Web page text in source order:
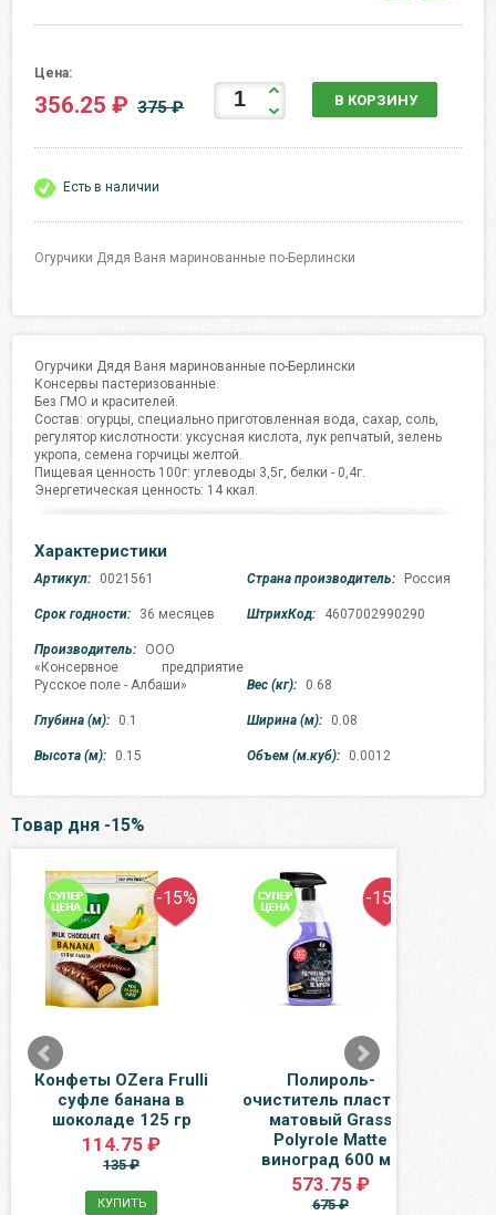
Цена:
356.25 ₽ 375 ₽ В КОРЗИНУ
Есть в наличии
Огурчики Дядя Ваня маринованные по-Берлински
Огурчики Дядя Ваня маринованные по-Берлински
Консервы пастеризованные.
Без ГМО и красителей.
Состав: огурцы, специально приготовленная вода, сахар, соль,
регулятор кислотности: уксусная кислота, лук репчатый, зелень
укропа, семена горчицы желтой.
Пищевая ценность 100г: углеводы 3,5г, белки - 0,4г.
Энергетическая ценность: 14 ккал.
Характеристики
Артикул: 0021561 Страна производитель: Россия
Срок годности: 36 месяцев ШтрихКод: 4607002990290
Производитель:
ООО
«Консервное предприятие
Русское поле - Албаши»
Вес (кг): 0.68
Глубина (м): 0.1 Ширина (м): 0.08
Высота (м): 0.15 Объем (м.куб): 0.0012
Товар дня -15%
-15%
Конфеты OZera Frulli
суфле банана в
шоколаде 125 гр
114.75 ₽
135 ₽
КУПИТЬ
-15%
Полироль-
очиститель пластика
матовый Grass
Polyrole Matte
виноград 600 мл
573.75 ₽
675 ₽